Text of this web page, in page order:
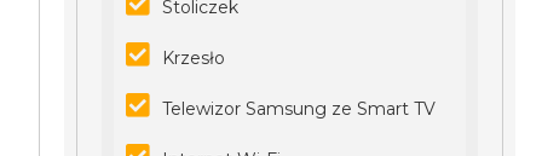
Stoliczek
Krzesło
Telewizor Samsung ze Smart TV